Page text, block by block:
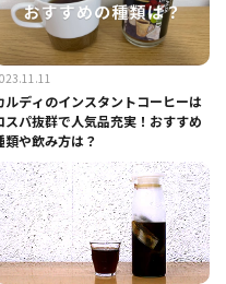
ルディのインスタントコーヒーは
スパ抜群で人気品充実！おすすめ
類や飲み方は？